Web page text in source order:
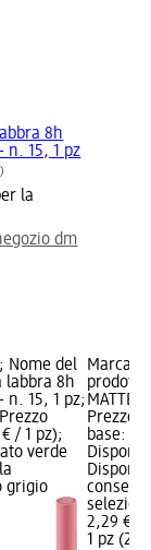
8h
n. 15, 1 pz
la
dm
Nome del
labbra 8h
n. 15, 1 pz;
/ 1 pz);
verde
grigio
Marca:
MATTE
Prezzo:
base: 1
2,29 €
1 pz